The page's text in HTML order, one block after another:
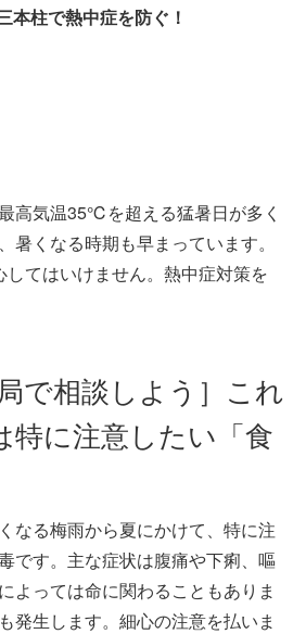
本柱で熱中症を防ぐ！
高気温35℃を超える猛暑日が多く
暑くなる時期も早まっています。
してはいけません。熱中症対策を
で相談しよう］これ
特に注意したい「食
なる梅雨から夏にかけて、特に注
です。主な症状は腹痛や下痢、嘔
よっては命に関わることもありま
発生します。細心の注意を払いま